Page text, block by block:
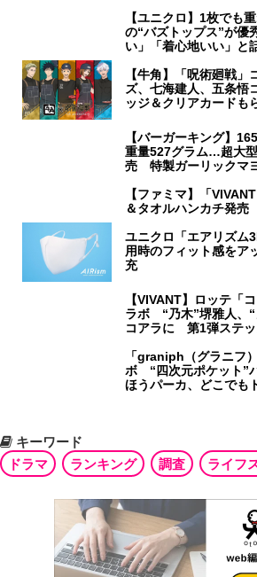
【ユニクロ】1枚でも
の“バズトップス”が優
い」「着心地いい」と
【牛角】「呪術廻戦
ズ、七海建人、五条
ッジ＆クリアカードも
【バーガーキング】
重量527グラム…超大
売 特製ガーリックマ
【ファミマ】「
＆タオルハンカチ発
ユニクロ「エアリズ
用時のフィット感をア
充
【VIVANT】ロッテ「
ラボ “乃木”堺雅人、
コアラに 第1弾ステ
「graniph（グラニフ
ボ “四次元ポケット”
ほうパーカ、どこで
キーワード
ドラマ
ランキング 調査 ライフ